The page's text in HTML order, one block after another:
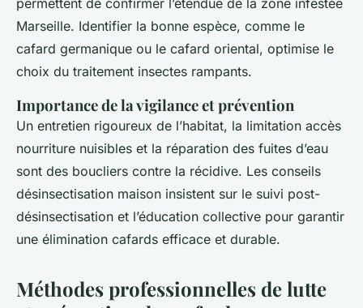
Marseille. Identifier la bonne espèce, comme le
cafard germanique ou le cafard oriental, optimise le
choix du traitement insectes rampants.
Importance de la vigilance et prévention
Un entretien rigoureux de l’habitat, la limitation accès
nourriture nuisibles et la réparation des fuites d’eau
sont des boucliers contre la récidive. Les conseils
désinsectisation maison insistent sur le suivi post-
désinsectisation et l’éducation collective pour garantir
une élimination cafards efficace et durable.
Méthodes professionnelles de lutte